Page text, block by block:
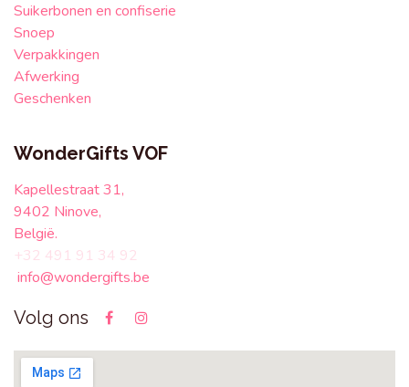
Suikerbonen en confiserie
Snoep
Verpakkingen
Afwerking
Geschenken
WonderGifts VOF
Kapellestraat 31,
9402 Ninove,
België.
+32 491 91 34 92
info@wondergifts.be
Volg ons